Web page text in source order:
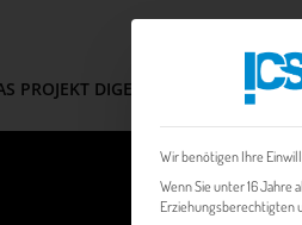
PROJEKT DIGEM FIT CHECK
Wir benötigen Ihre
Wenn Sie unter 16 Jahre
Erziehungsberechtigten